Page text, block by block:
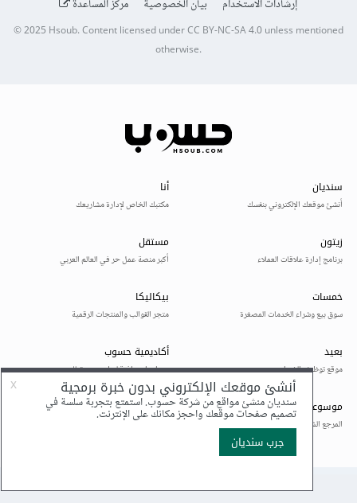
إرشادات الاستخدام
بيان الخصوصية مركز المساعدة
© 2025Hsoub.Content licensed underCC BY-NC-SA 4.0unless mentioned
otherwise.